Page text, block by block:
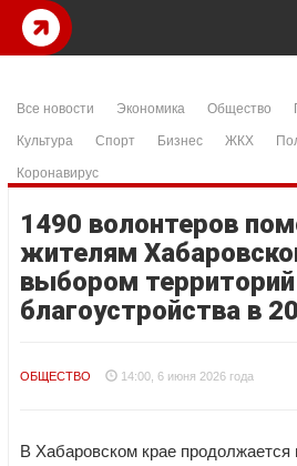
Все новости Экономика Общество
Культура
Спорт Бизнес ЖКХ
Коронавирус
1490 волонтеров
жителям
выбором
благоустройства в
ОБЩЕСТВО 14:00, 6 июня 2026 года
В Хабаровском крае продолжается